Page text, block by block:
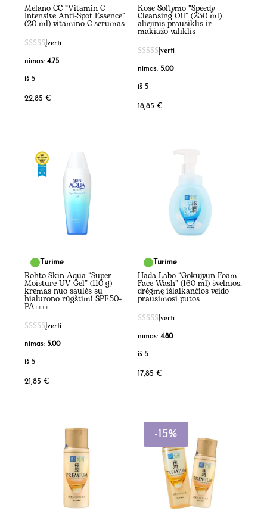
Melano CC “Vitamin C
Intensive Anti-Spot Essence”
(20 ml) vitamino C serumas
Įverti
nimas:4.75
iš 5
22,85€
Kose Softymo “Speedy
Cleansing Oil” (230 ml)
aliejinis prausiklis ir
makiažo valiklis
Įverti
nimas: 5.00
iš 5
18,85€
Turime
Rohto Skin Aqua “Super
Moisture UV Gel” (110 g)
kremas nuo saulės su
hialurono rūgštimi SPF50+
PA++++
Įverti
nimas: 5.00
iš 5
21,85€
Turime
Hada Labo “Gokujyun Foam
Face Wash” (160 ml) švelnios,
drėgmę išlaikančios veido
prausimosi putos
Įverti
nimas:4.80
iš 5
17,85€
-15%